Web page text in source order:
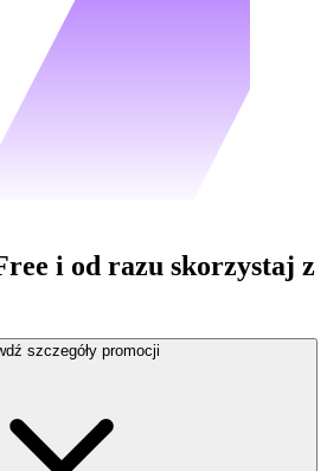
i od razu skorzystaj z
szczegóły promocji